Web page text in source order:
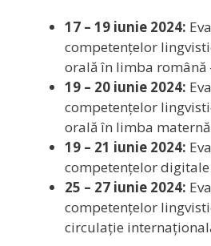
17 – 19 iunie 2024:
competențelor
orală în limba română
19 – 20 iunie 2024:
competențelor
orală în limba
19 – 21 iunie 2024:
competențelor
25 – 27 iunie 2024:
competențelor
circulație